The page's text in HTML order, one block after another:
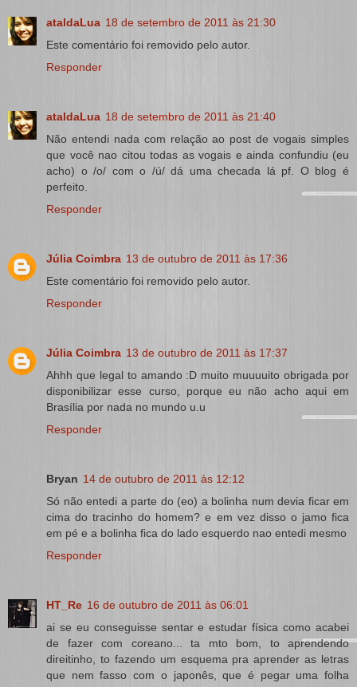
ataldaLua 18 de setembro de 2011 às 21:30
Este comentário foi removido pelo autor.
Responder
ataldaLua 18 de setembro de 2011 às 21:40
Não entendi nada com relação ao post de vogais simples
que você nao citou todas as vogais e ainda confundiu (eu
acho) o /o/ com o /ú/ dá uma checada lá pf. O blog é
perfeito.
Responder
Júlia Coimbra 13 de outubro de 2011 às 17:36
Este comentário foi removido pelo autor.
Responder
Júlia Coimbra 13 de outubro de 2011 às 17:37
Ahhh que legal to amando :D muito muuuuito obrigada por
disponibilizar esse curso, porque eu não acho aqui em
Brasília por nada no mundo u.u
Responder
Bryan 14 de outubro de 2011 às 12:12
Só não entedi a parte do (eo) a bolinha num devia ficar em
cima do tracinho do homem? e em vez disso o jamo fica
em pé e a bolinha fica do lado esquerdo nao entedi mesmo
Responder
HT_Re 16 de outubro de 2011 às 06:01
ai se eu conseguisse sentar e estudar física como acabei
de fazer com coreano... ta mto bom, to aprendendo
direitinho, to fazendo um esquema pra aprender as letras
que nem fasso com o japonês, que é pegar uma folha